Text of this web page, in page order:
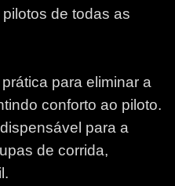
de todas as
para eliminar a
conforto ao piloto.
para a
de corrida,